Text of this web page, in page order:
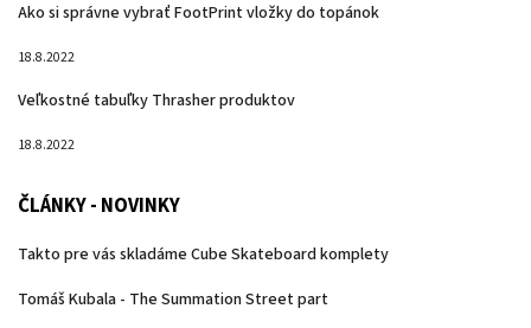
Ako si správne vybrať FootPrint vložky do topánok
18.8.2022
Veľkostné tabuľky Thrasher produktov
18.8.2022
ČLÁNKY - NOVINKY
Takto pre vás skladáme Cube Skateboard komplety
Tomáš Kubala - The Summation Street part